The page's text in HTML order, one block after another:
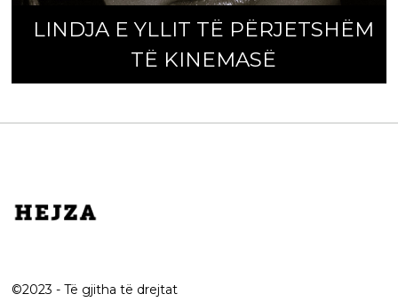
LINDJA E YLLIT TË PËRJETSHËM
TË KINEMASË
POETI DHE BOTA
©2023 - Të gjitha të drejtat